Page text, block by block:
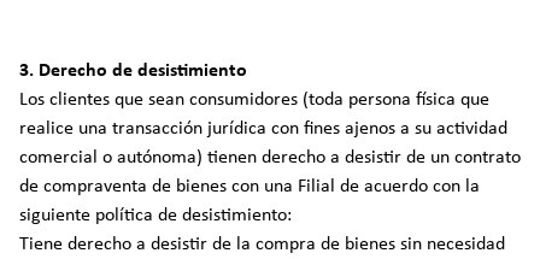
3. Derecho de desistimiento
Los clientes que sean consumidores (toda persona física que
realice una transacción jurídica con fines ajenos a su actividad
comercial o autónoma) tienen derecho a desistir de un contrato
de compraventa de bienes con una Filial de acuerdo con la
siguiente política de desistimiento:
Tiene derecho a desistir de la compra de bienes sin necesidad